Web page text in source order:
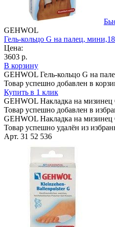
GEHWOL
Гель-кольцо G на палец,
Цена:
3603 р.
В корзину
GEHWOL Гель-кольцо G на
Товар успешно добавлен в
Купить в 1 клик
GEHWOL Накладка на мизинец
Товар успешно добавлен в
GEHWOL Накладка на мизинец
Товар успешно удалён из
Арт. 31 52 536